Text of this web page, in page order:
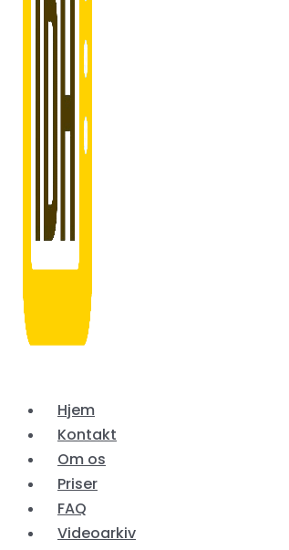
Hjem
Kontakt
Om os
Priser
FAQ
Videoarkiv